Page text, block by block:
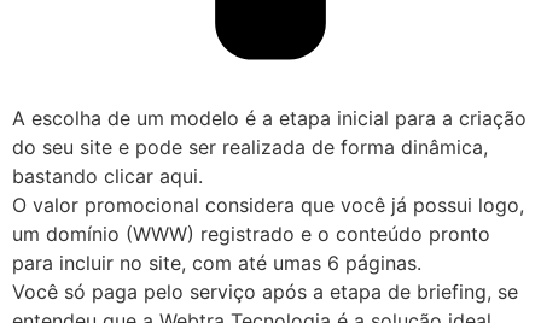
A escolha de um modelo é a etapa inicial para a criação
do seu site e pode ser realizada de forma dinâmica,
bastando clicar aqui.
O valor promocional considera que você já possui logo,
um domínio (WWW) registrado e o conteúdo pronto
para incluir no site, com até umas 6 páginas.
Você só paga pelo serviço após a etapa de briefing, se